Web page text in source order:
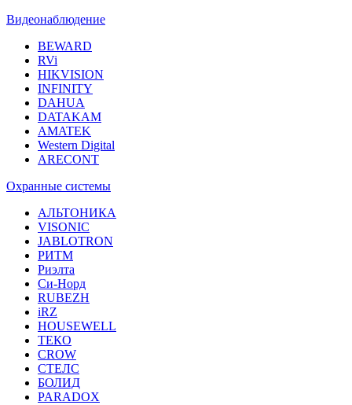
Видеонаблюдение
BEWARD
RVi
HIKVISION
INFINITY
DAHUA
DATAKAM
AMATEK
Western Digital
ARECONT
Охранные системы
АЛЬТОНИКА
VISONIC
JABLOTRON
РИТМ
Риэлта
Си-Норд
RUBEZH
iRZ
HOUSEWELL
ТЕКО
CROW
СТЕЛС
БОЛИД
PARADOX